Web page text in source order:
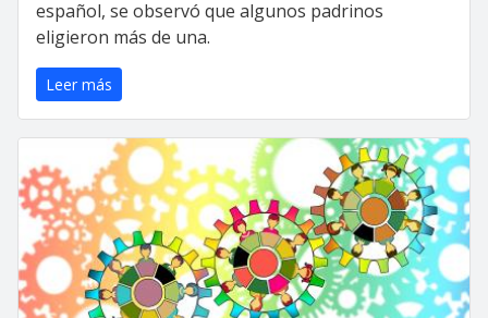
español, se observó que algunos padrinos
eligieron más de una.
Leer más